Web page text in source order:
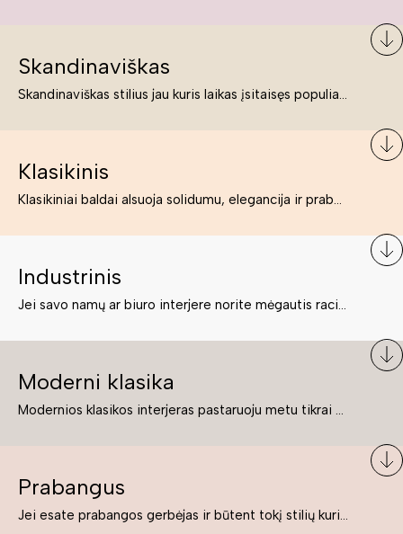
Skandinaviškas
Skandinaviškas stilius jau kuris laikas įsitaisęs populiariausiųjų sąraše. Namai, butai labai dažnai įrengiami remiantis būtent šio stiliaus ypatumais. Dėl švelnių spalvų, praktiškumo ir estetikos jis masina tuos, kurie neabejingi šviesiem ar neutralių spalvų koloritui, paprastumui, funkcionalumui, natūralumui ir stilingai estetikai. Platų skandinaviškų baldų spektrą rasite „Deinavos baldų“ asortimente.
Klasikinis
Klasikiniai baldai alsuoja solidumu, elegancija ir prabanga. Paprastai jie būna masyvūs, kuria didybės įspūdį. Neabejotinai jie bus geriausias pasirinkimas estetiškam ir rafinuotam klasikiniam namų interjerui. Kartais klasikiniai baldai traktuojami kaip senoviniai, bet tai ne tiesa – klasika yra stilius, neišsemiama elegancija ir rafinuotumas.
Industrinis
Jei savo namų ar biuro interjere norite mėgautis racionaliai išnaudotomis erdvėmis, funkcionalumu ir esate neabejingi tamsesniam koloritui bei praktiškiems sprendimams, tuomet industrinis stilius bus būtent tai, ko Jums reikia. O industrinio stiliaus baldus išsirinksite mūsų asortimente.
Moderni klasika
Modernios klasikos interjeras pastaruoju metu tikrai yra „ant bangos“. Tie, kurie nenori pernelyg nutolti nuo klasikos, bet drauge žavisi šiuolaikiškais sprendimais, su malonumu savo namuose kuria klasikos ir modernaus interjero tandemą – elegantišką, subtilų ir žavingą.
Prabangus
Jei esate prabangos gerbėjas ir būtent tokį stilių kuriate savo namuose ar biure, tuomet solidūs, prabangūs baldai nepriekaištingai įsilies į Jūsų kuriamą interjerą.